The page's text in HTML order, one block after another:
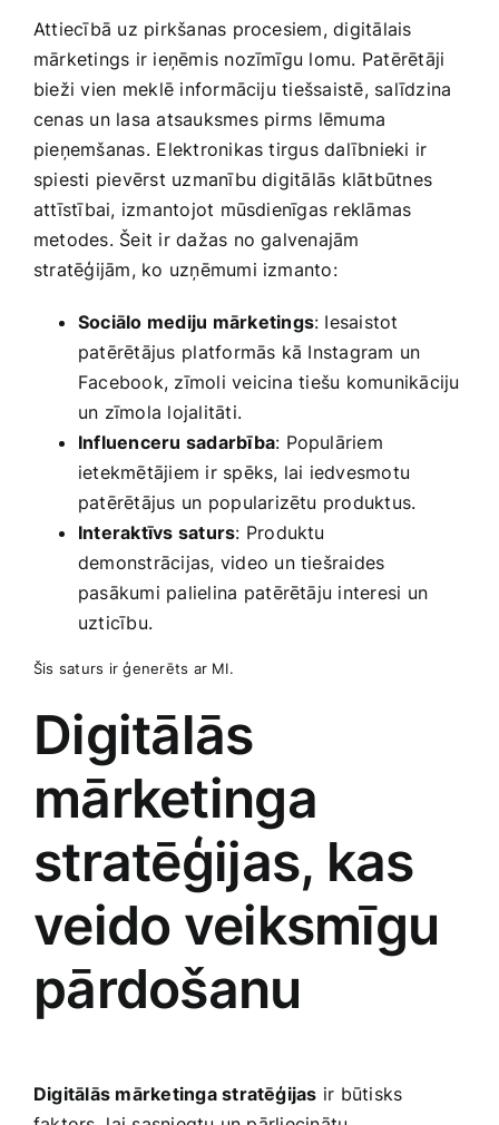
Attiecībā uz pirkšanas procesiem, digitālais
mārketings ir‍ ieņēmis ​nozīmīgu lomu. Patērētāji
bieži ​vien ⁢meklē informāciju tiešsaistē, salīdzina
cenas un lasa atsauksmes ⁤pirms lēmuma
pieņemšanas.⁢ Elektronikas tirgus dalībnieki ir ​
spiesti pievērst uzmanību digitālās klātbūtnes
attīstībai, izmantojot mūsdienīgas reklāmas
metodes. Šeit ir dažas no galvenajām
stratēģijām, ko uzņēmumi izmanto:
Sociālo mediju mārketings: Iesaistot
patērētājus⁤ platformās kā​ Instagram un
Facebook, zīmoli veicina ⁢tiešu komunikāciju
un zīmola‍ lojalitāti.
Influenceru ‌sadarbība: Populāriem
ietekmētājiem ir spēks, lai iedvesmotu
patērētājus ⁢un‍ popularizētu​ produktus.
Interaktīvs saturs: Produktu
demonstrācijas, video un tiešraides
pasākumi palielina ⁣patērētāju interesi un
uzticību.
Šis saturs ir ģenerēts ar MI.
Digitālās
mārketinga
stratēģijas, kas
veido veiksmīgu
pārdošanu
Digitālās mārketinga stratēģijas ir būtisks